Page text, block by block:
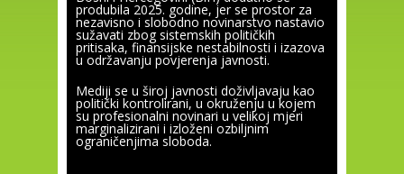
produbila 2025. godine, jer se prostor za
nezavisno i slobodno novinarstvo nastavio
sužavati zbog sistemskih političkih
pritisaka, finansijske nestabilnosti i izazova
u održavanju povjerenja javnosti.
Mediji se u široj javnosti doživljavaju kao
politički kontrolirani, u okruženju u kojem
su profesionalni novinari u velikoj mjeri
marginalizirani i izloženi ozbiljnim
ograničenjima sloboda.